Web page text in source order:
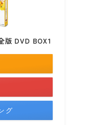
版 DVD BOX1
グ